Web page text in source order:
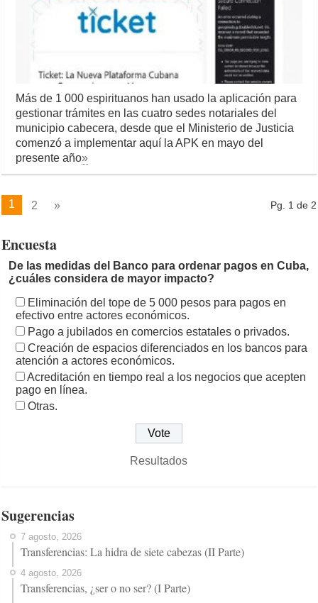
Más de 1 000 espirituanos han usado la aplicación para
gestionar trámites en las cuatro sedes notariales del
municipio cabecera, desde que el Ministerio de Justicia
comenzó a implementar aquí la APK en mayo del
presente año»
Pg. 1 de 2
1 2 »
Encuesta
De las medidas del Banco para ordenar pagos en Cuba,
¿cuáles considera de mayor impacto?
Eliminación del tope de 5 000 pesos para pagos en
efectivo entre actores económicos.
Pago a jubilados en comercios estatales o privados.
Creación de espacios diferenciados en los bancos para
atención a actores económicos.
Acreditación en tiempo real a los negocios que acepten
pago en línea.
Otras.
Resultados
Sugerencias
7 agosto, 2026
Transferencias: La hidra de siete cabezas (II Parte)
4 agosto, 2026
Transferencias, ¿ser o no ser? (I Parte)